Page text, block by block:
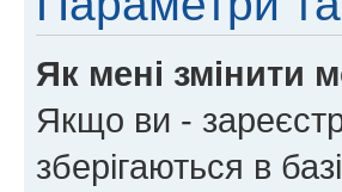
Як мені змінити
Якщо ви -
зберігаються в